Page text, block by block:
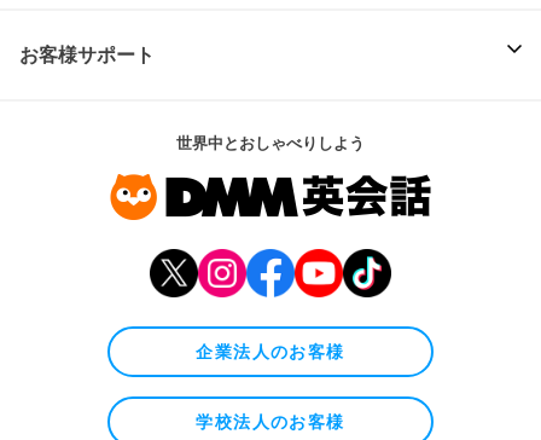
お客様サポート
世界中とおしゃべりしよう
企業法人のお客様
学校法人のお客様